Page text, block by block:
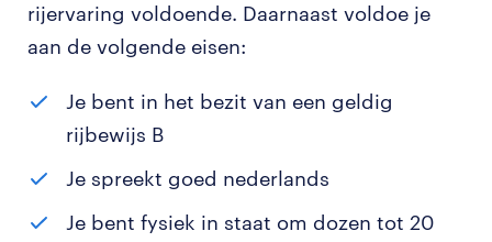
rijervaring voldoende. Daarnaast voldoe je
aan de volgende eisen:
Je bent in het bezit van een geldig
rijbewijs B
Je spreekt goed nederlands
Je bent fysiek in staat om dozen tot 20